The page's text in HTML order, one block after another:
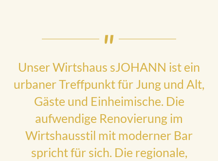
Unser Wirtshaus sJOHANN ist ein
urbaner Treffpunkt für Jung und Alt,
Gäste und Einheimische. Die
aufwendige Renovierung im
Wirtshausstil mit moderner Bar
spricht für sich. Die regionale,